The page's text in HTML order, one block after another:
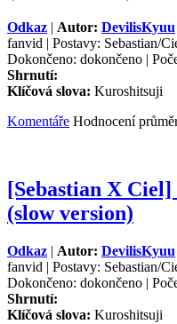
Odkaz | Autor: DevilisKyuu
fanvid | Postavy: Sebastian/
Dokončeno: dokončeno |
Shrnutí:
Klíčová slova: Kuroshitsuji
Komentáře Hodnocení
[Sebastian X
(slow version)
Odkaz | Autor: DevilisKyuu
fanvid | Postavy: Sebastian/
Dokončeno: dokončeno |
Shrnutí:
Klíčová slova: Kuroshitsuji